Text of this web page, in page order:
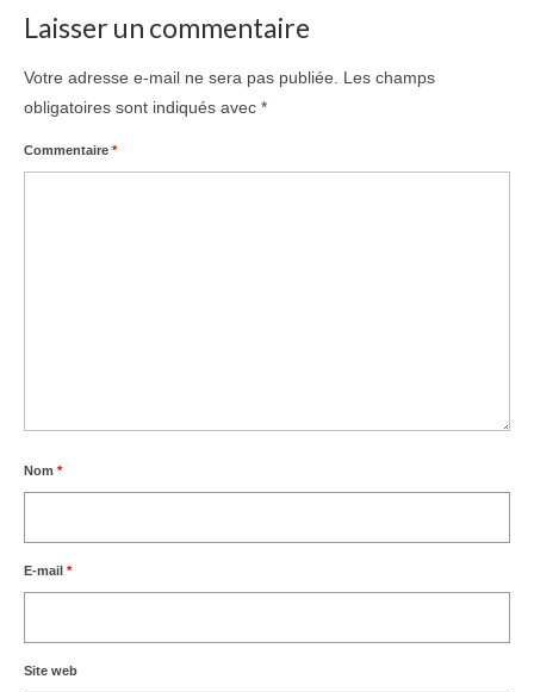
Laisser un commentaire
Votre adresse e-mail ne sera pas publiée.
Les champs
obligatoires sont indiqués avec *
Commentaire *
Nom *
E-mail *
Site web